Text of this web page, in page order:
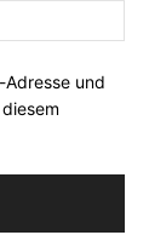
Adresse und